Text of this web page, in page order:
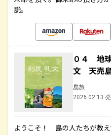
説。
０４ 地
文 天売
島旅
2026.02.13
ようこそ！ 島の人たちが教